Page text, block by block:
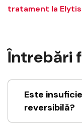
tratament la
Întrebări
Este
reversibilă?